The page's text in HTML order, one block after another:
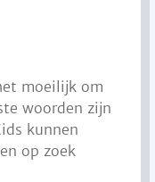
moeilijk om
woorden zijn
kunnen
op zoek